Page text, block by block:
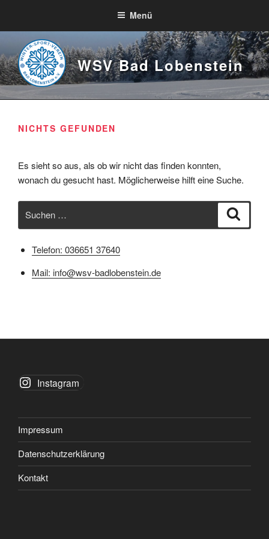
springen
WSV Bad Lobenstein
Menü
NICHTS GEFUNDEN
Es sieht so aus, als ob wir nicht das finden konnten,
wonach du gesucht hast. Möglicherweise hilft eine Suche.
nach:
Telefon: 036651 37640
Mail: info@wsv-badlobenstein.de
Instagram
Impressum
Datenschutzerklärung
Kontakt